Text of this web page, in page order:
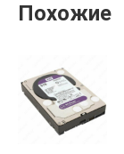
Похожие